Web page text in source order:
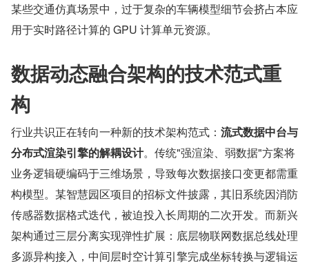
某些交通仿真场景中，过于复杂的车辆模型细节会挤占本应
用于实时路径计算的 GPU 计算单元资源。
数据动态融合架构的技术范式重
构
行业共识正在转向一种新的技术架构范式： 流式数据中台与
分布式渲染引擎的解耦设计。传统"强渲染、弱数据"方案将
业务逻辑硬编码于三维场景，导致每次数据接口变更都需重
构模型。某智慧园区项目的招标文件披露，其旧系统因消防
传感器数据格式迭代，被迫投入长周期的二次开发。而新兴
架构通过三层分离实现弹性扩展：底层物联网数据总线处理
多源异构接入，中间层时空计算引擎完成坐标转换与逻辑运